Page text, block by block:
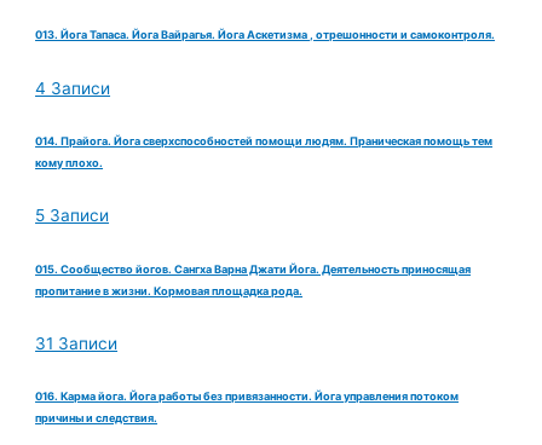
013. Йога Тапаса. Йога Вайрагья. Йога Аскетизма , отрешонности и самоконтроля.
4 Записи
014. Прайога. Йога сверхспособностей помощи людям. Праническая помощь тем
кому плохо.
5 Записи
015. Сообщество йогов. Сангха Варна Джати Йога. Деятельность приносящая
пропитание в жизни. Кормовая площадка рода.
31 Записи
016. Карма йога. Йога работы без привязанности. Йога управления потоком
причины и следствия.